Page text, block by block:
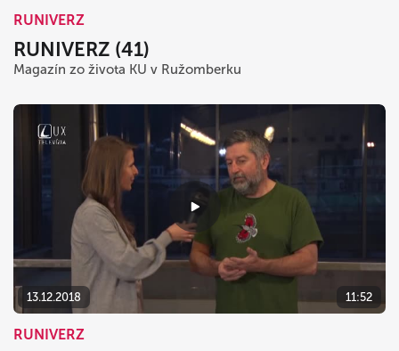
RUNIVERZ
RUNIVERZ (41)
Magazín zo života KU v Ružomberku
13.12.2018 11:52
RUNIVERZ